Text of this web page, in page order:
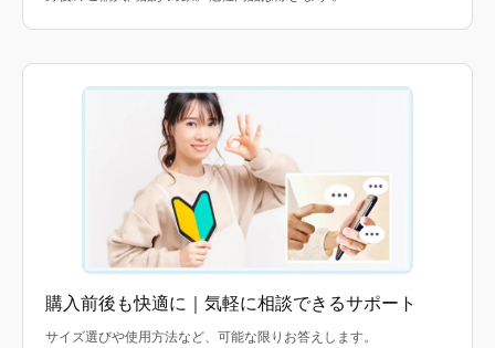
購入前後も快適に｜気軽に相談できるサポート
サイズ選びや使用方法など、可能な限りお答えします。